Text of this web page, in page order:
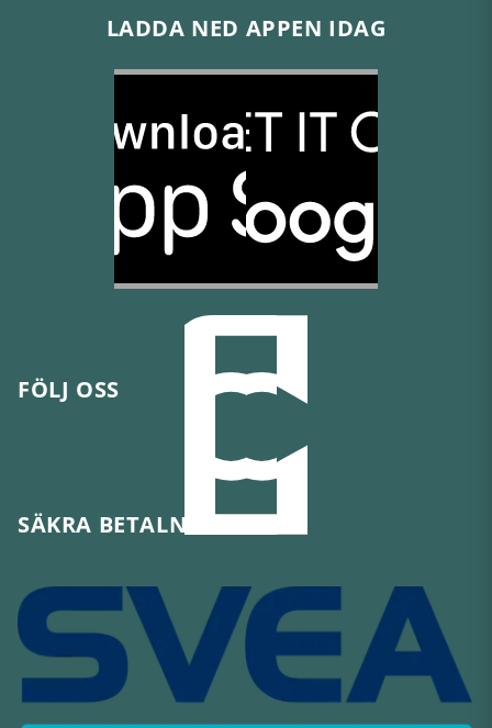
LADDA NED APPEN IDAG
FÖLJ OSS
SÄKRA BETALNINGAR